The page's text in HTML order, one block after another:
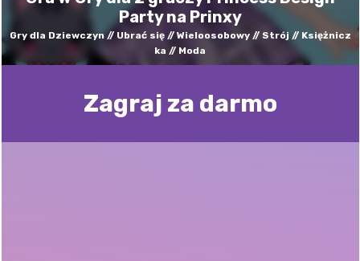
Party na Prinxy
Gry dla Dziewczyn Ubrać się Wieloosobowy Strój
Księżnicz
ka
Moda
Zagraj za darmo